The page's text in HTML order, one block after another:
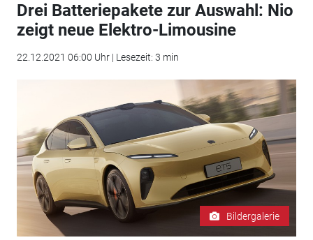
Drei Batteriepakete zur Auswahl: Nio
zeigt neue Elektro-Limousine
22.12.2021 06:00 Uhr | Lesezeit: 3 min
Bildergalerie